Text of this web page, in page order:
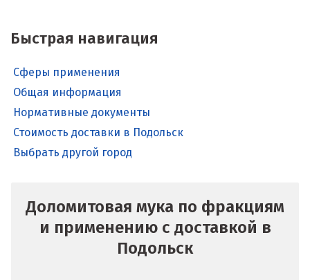
Быстрая навигация
Сферы применения
Общая информация
Нормативные документы
Стоимость доставки в Подольск
Выбрать другой город
Доломитовая мука по фракциям
и применению с доставкой в
Подольск